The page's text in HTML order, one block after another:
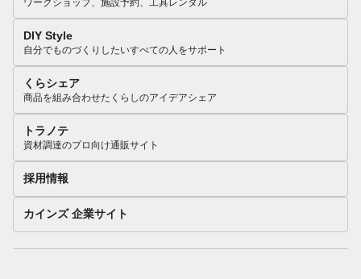
ワークショップ、施設予約、工具レンタル
DIY Style
自分でものづくりしたいすべての人をサポート
くらシェア
商品を組み合わせたくらしのアイデアシェア
トラノテ
資材調達のプロ向け通販サイト
採用情報
カインズ 企業サイト